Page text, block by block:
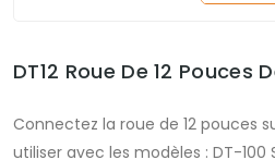
DT12 Roue De 12 Pouces
Connectez la roue de 12 pouces
utiliser avec les modèles : DT-100